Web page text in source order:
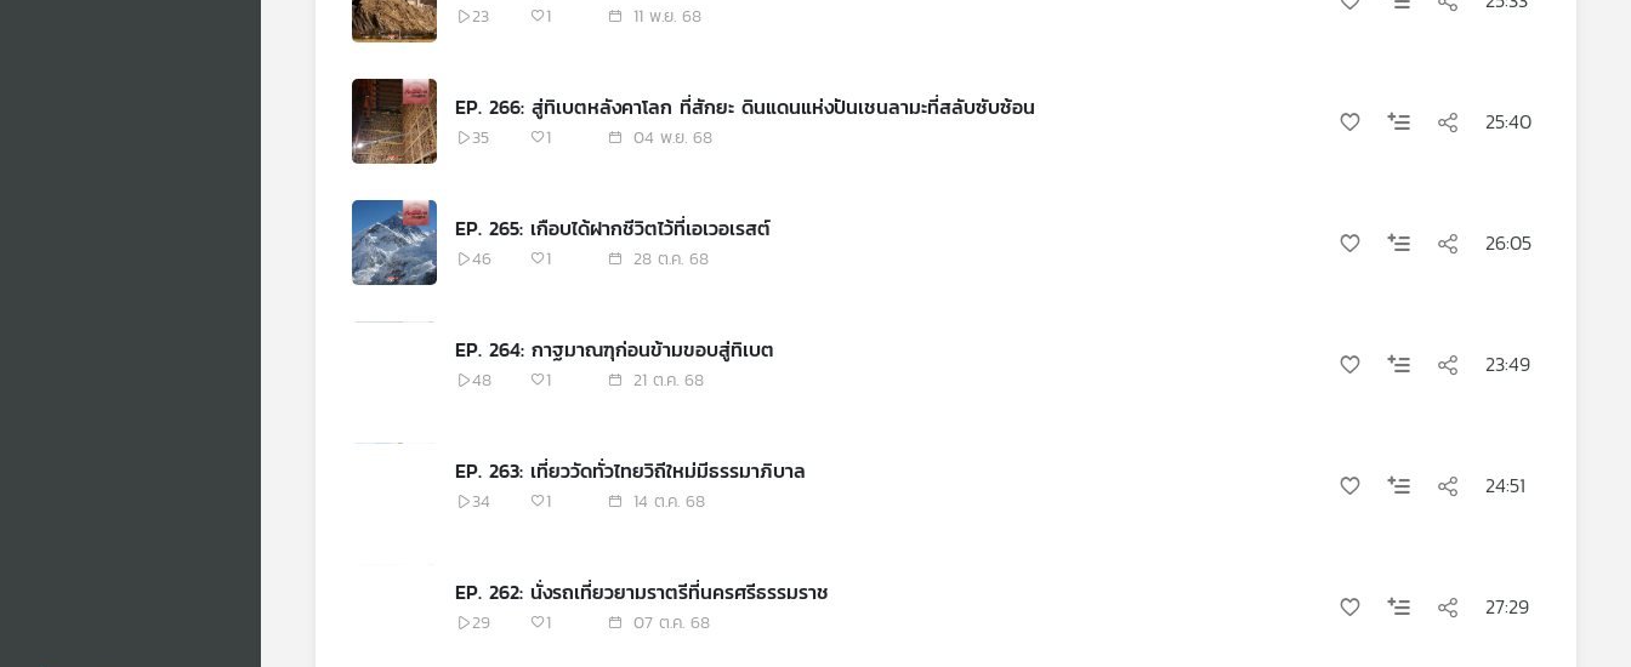
23 1 11 พ.ย. 68
EP. 266: สู่ทิเบตหลังคาโลก ที่สักยะ ดินแดนแห่งปันเชนลามะที่สลับซับซ้อน
35 1 04 พ.ย. 68
25:40
EP. 265: เกือบได้ฝากชีวิตไว้ที่เอเวอเรสต์
46 1 28 ต.ค. 68
26:05
EP. 264: กาฐมาณฑุก่อนข้ามขอบสู่ทิเบต
48 1 21 ต.ค. 68
23:49
EP. 263: เที่ยววัดทั่วไทยวิถีใหม่มีธรรมาภิบาล
34 1 14 ต.ค. 68
24:51
EP. 262: นั่งรถเที่ยวยามราตรีที่นครศรีธรรมราช
29 1 07 ต.ค. 68
27:29